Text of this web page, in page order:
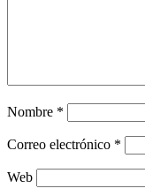
Nombre *
Correo electrónico *
Web